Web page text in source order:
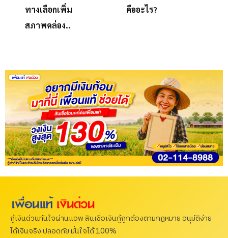
ทางเลือกเพิ่ม
สภาพคล่อง..
คืออะไร?
กู้เงินด่วนทันใจผ่านแอพ สินเชื่อเงินกู้ถูกต้องตามกฎหมาย อนุมัติง่าย
ได้เงินจริง ปลอดภัย มั่นใจได้ 100%